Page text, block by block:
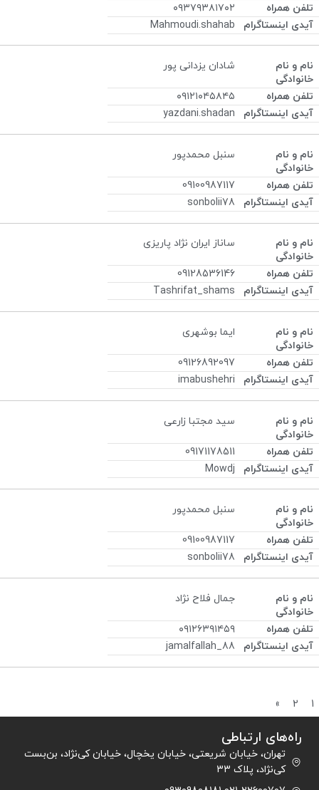
۰۹۳۷۹۳۸۱۷۰۲
Mahmoudi.shahab
شادان یزدانی پور
۰۹۱۲۱۰۴۵۸۴۵
yazdani.shadan
سنبل محمدپور
09100987117
sonbolii78
ساناز ایران نژاد پاریزی
09128536146
Tashrifat_shams
ایما بوشهری
09126892097
imabushehri
سید مجتبا زارعی
09171178511
Mowdj
سنبل محمدپور
09100987117
sonbolii78
جمال فلاح نژاد
۰۹۱۲۶۳۹۱۴۵۹
jamalfallah_88
1
2
»
راه‌های ارتباطی
تهران، خیابان شریعتی، خیابان یخچال، خیابان کی‌نژاد، بن‌بست
کی‌نژاد، پلاک 33